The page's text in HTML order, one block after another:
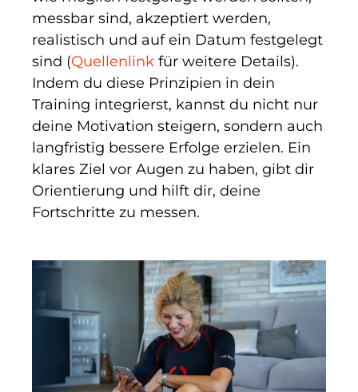
messbar sind, akzeptiert werden,
realistisch und auf ein Datum festgelegt
sind (Quellenlink für weitere Details).
Indem du diese Prinzipien in dein
Training integrierst, kannst du nicht nur
deine Motivation steigern, sondern auch
langfristig bessere Erfolge erzielen. Ein
klares Ziel vor Augen zu haben, gibt dir
Orientierung und hilft dir, deine
Fortschritte zu messen.